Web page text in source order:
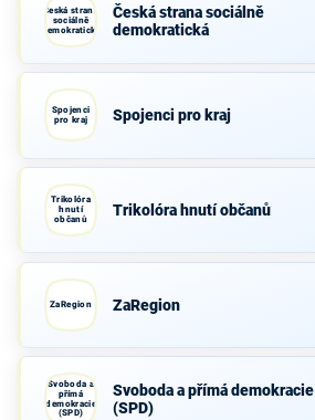
Česká strana
sociálně
demokratická
Česká strana sociálně
demokratická
Spojenci
pro kraj
Spojenci pro kraj
Trikolóra
hnutí
občanů
Trikolóra hnutí občanů
ZaRegion ZaRegion
Svoboda a
přímá
demokracie
(SPD)
Svoboda a přímá demokracie
(SPD)